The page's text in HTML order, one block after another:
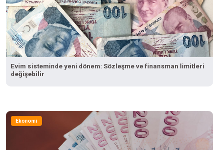
Evim sisteminde yeni dönem: Sözleşme ve finansman limitleri
değişebilir
Ekonomi